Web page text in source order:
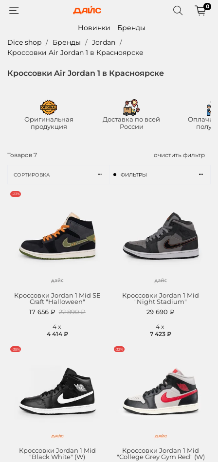
0
Новинки
Бренды
Dice shop
Бренды
Jordan
Кроссовки Air Jordan 1 в Красноярске
Кроссовки Air Jordan 1 в Красноярске
Оригинальная
продукция
Доставка по всей
России
Товаров 7 очистить фильтр
СОРТИРОВКА ФИЛЬТРЫ
-23%
Кроссовки Jordan 1 Mid SE
Craft "Halloween"
17 656 ₽ 22 890 ₽
4x
4 414 ₽
Кроссовки Jordan 1 Mid
"Night Stadium"
29 690 ₽
4 x
7 423 ₽
-35%
Кроссовки Jordan 1 Mid
"Black White" (W)
-32%
Кроссовки Jordan 1 Mid
"College Grey Gym Red" (W)